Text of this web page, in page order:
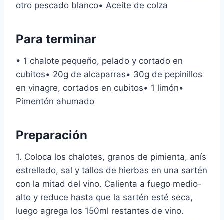
otro pescado blanco• Aceite de colza
Para terminar
• 1 chalote pequeño, pelado y cortado en
cubitos• 20g de alcaparras• 30g de pepinillos
en vinagre, cortados en cubitos• 1 limón•
Pimentón ahumado
Preparación
1. Coloca los chalotes, granos de pimienta, anís
estrellado, sal y tallos de hierbas en una sartén
con la mitad del vino. Calienta a fuego medio-
alto y reduce hasta que la sartén esté seca,
luego agrega los 150ml restantes de vino.